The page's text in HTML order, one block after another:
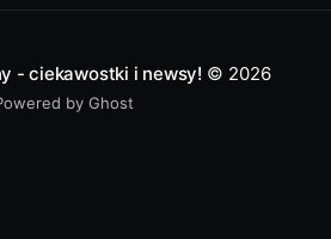
fotograficznego zależy od
- ciekawostki i newsy! © 2026
by Ghost